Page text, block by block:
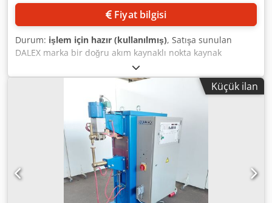
Fiyat bilgisi
Durum: işlem için hazır (kullanılmış), Satışa sunulan
DALEX marka bir doğru akım kaynaklı nokta kaynak
makinesi, özellikle alüminyum kaynak uygulamaları için
uygundur. Nominal güç: 96 kVA, kol uzunluğu: 700 mm,
silindir tipi: DH çift etkili silindir, maksimum elektrot
stroku: 90 mm, ön strok: 65 mm, çalışma stroku: 25 mm,
maksimum strok frekansı: 400 strok/dakika, maksimum
elektrot açıklığı: 180 mm, minimum/maksimum kol
mesafesi: 115 mm/415 mm, elektrot tutucu çapı: 30 mm,
kontrol ünitesi: DALEX MPS 8043/1. Makine boyutları:
yaklaşık 1700 mm/850 mm/1750 mm, ağırlık: 740 kg. Bir
uzman atölyesinde kontrol edilmiştir. Yerinde inceleme
imkanı bulunmaktadır. Dedjzl Em Rjpfx Afneck
Küçük ilan